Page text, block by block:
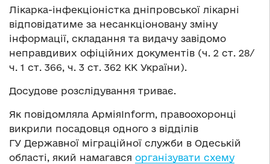
Лікарка-інфекціоністка дніпровської лікарні
відповідатиме за несанкціоновану зміну
інформації, складання та видачу завідомо
неправдивих офіційних документів (ч. 2 ст. 28/
ч. 1 ст. 366, ч. 3 ст. 362 КК України).
Досудове розслідування триває.
Як повідомляла АрміяInform, правоохоронці
викрили посадовця одного з відділів
ГУ Державної міграційної служби в Одеській
області, який намагався організувати схему